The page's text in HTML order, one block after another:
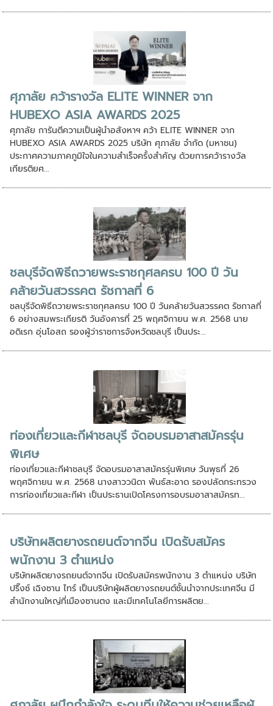
ศุภาลัย คว้ารางวัล ELITE WINNER จาก
HUBEXO ASIA AWARDS 2025
ศุภาลัย การันตีความเป็นผู้นำอสังหาฯ คว้า ELITE WINNER จาก
HUBEXO ASIA AWARDS 2025 บริษัท ศุภาลัย จำกัด (มหาชน)
ประกาศความภาคภูมิใจในความสำเร็จครั้งสำคัญ ด้วยการคว้ารางวัล
เกียรติยศ...
ชลบุรีจัดพิธีถวายพระราชกุศลครบ 100 ปี วัน
คล้ายวันสวรรคต รัชกาลที่ 6
ชลบุรีจัดพิธีถวายพระราชกุศลครบ 100 ปี วันคล้ายวันสวรรคต รัชกาลที่
6 อย่างสมพระเกียรติ วันอังคารที่ 25 พฤศจิกายน พ.ศ. 2568 นาย
อดิเรก อุ่นโอสถ รองผู้ว่าราชการจังหวัดชลบุรี เป็นประ...
ท่องเที่ยวและกีฬาชลบุรี จัดอบรมอาสาสมัครรุ่น
พิเศษ
ท่องเที่ยวและกีฬาชลบุรี จัดอบรมอาสาสมัครรุ่นพิเศษ วันพุธที่ 26
พฤศจิกายน พ.ศ. 2568 นางสาววนิดา พันธ์สะอาด รองปลัดกระทรวง
การท่องเที่ยวและกีฬา เป็นประธานเปิดโครงการอบรมอาสาสมัครท...
บริษัทผลิตยางรถยนต์จากจีน เปิดรับสมัคร
พนักงาน 3 ตำแหน่ง
บริษัทผลิตยางรถยนต์จากจีน เปิดรับสมัครพนักงาน 3 ตำแหน่ง บริษัท
ปริ๊งซ์ เฉิงซาน ไทร์ เป็นบริษัทผู้ผลิตยางรถยนต์ชั้นนำจากประเทศจีน มี
สำนักงานใหญ่ที่เมืองซานตง และมีเทคโนโลยีการผลิตย...